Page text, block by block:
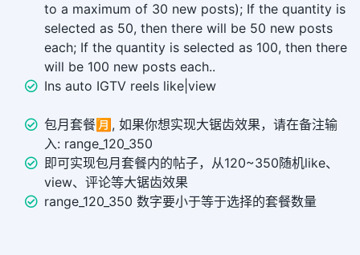
to a maximum of 30 new posts); If the quantity is
selected as 50, then there will be 50 new posts
each; If the quantity is selected as 100, then there
will be 100 new posts each..
Ins auto IGTV reels like|view
包月套餐🈷️, 如果你想实现大锯齿效果，请在备注输
入: range_120_350
即可实现包月套餐内的帖子，从120~350随机like、
view、评论等大锯齿效果
range_120_350 数字要小于等于选择的套餐数量